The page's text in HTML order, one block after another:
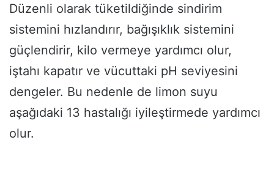
Düzenli olarak tüketildiğinde sindirim
sistemini hızlandırır, bağışıklık sistemini
güçlendirir, kilo vermeye yardımcı olur,
iştahı kapatır ve vücuttaki pH seviyesini
dengeler. Bu nedenle de limon suyu
aşağıdaki 13 hastalığı iyileştirmede yardımcı
olur.